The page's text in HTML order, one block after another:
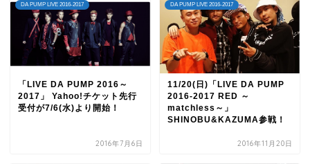
DA PUMP LIVE 2016-2017
「LIVE DA PUMP 2016～
2017」 Yahoo!チケット先行
受付が7/6(水)より開始！
2016年7月6日
DA PUMP LIVE 2016-2017
11/20(日)「LIVE DA PUMP
2016-2017 RED ～
matchless～」
SHINOBU&KAZUMA参戦！
2016年11月20日